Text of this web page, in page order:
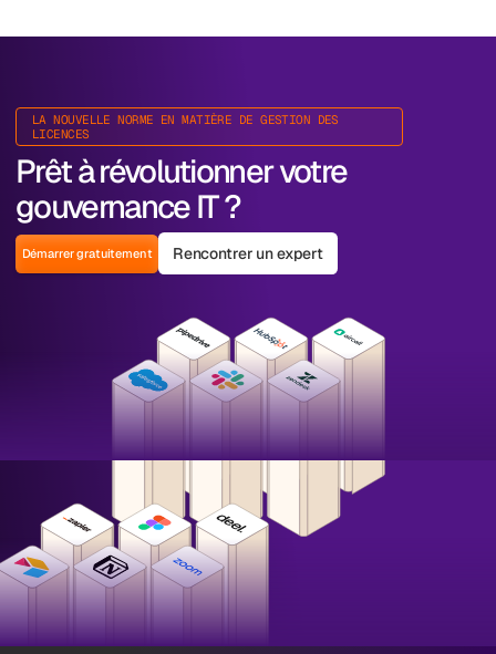
LA NOUVELLE NORME EN MATIÈRE DE GESTION DES
LICENCES
Prêt à révolutionner votre
gouvernance IT ?
Démarrer gratuitement Rencontrer un expert